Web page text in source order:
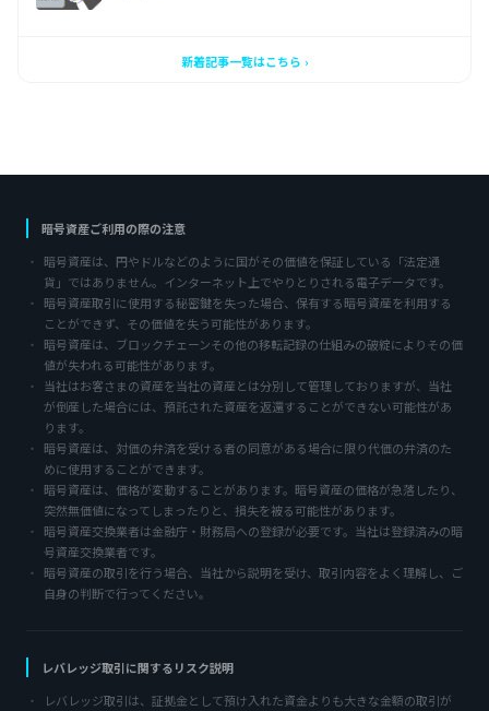
新着記事一覧はこちら ›
暗号資産ご利用の際の注意
暗号資産は、円やドルなどのように国がその価値を保証している「法定通
貨」ではありません。インターネット上でやりとりされる電子データです。
暗号資産取引に使用する秘密鍵を失った場合、保有する暗号資産を利用する
ことができず、その価値を失う可能性があります。
暗号資産は、ブロックチェーンその他の移転記録の仕組みの破綻によりその価
値が失われる可能性があります。
当社はお客さまの資産を当社の資産とは分別して管理しておりますが、当社
が倒産した場合には、預託された資産を返還することができない可能性があ
ります。
暗号資産は、対価の弁済を受ける者の同意がある場合に限り代価の弁済のた
めに使用することができます。
暗号資産は、価格が変動することがあります。暗号資産の価格が急落したり、
突然無価値になってしまったりと、損失を被る可能性があります。
暗号資産交換業者は金融庁・財務局への登録が必要です。当社は登録済みの暗
号資産交換業者です。
暗号資産の取引を行う場合、当社から説明を受け、取引内容をよく理解し、ご
自身の判断で行ってください。
レバレッジ取引に関するリスク説明
レバレッジ取引は、証拠金として預け入れた資金よりも大きな金額の取引が